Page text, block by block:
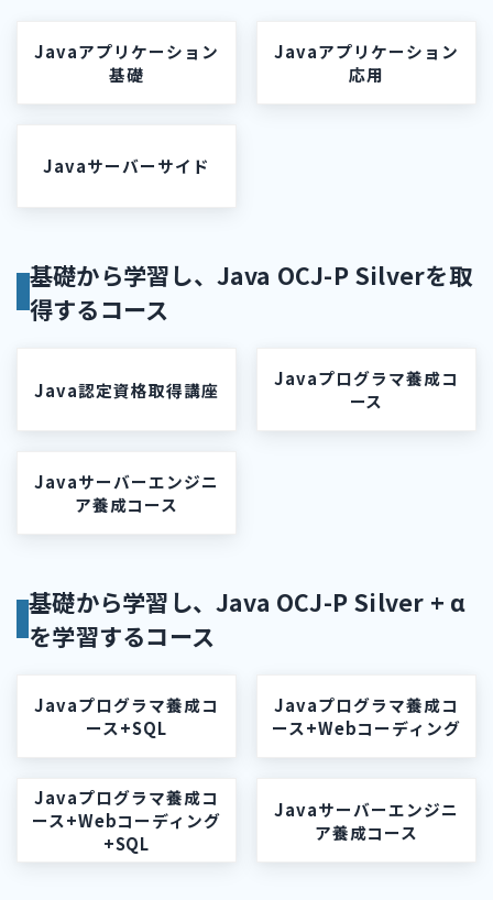
Javaアプリケーション
基礎
Javaアプリケーション
応用
Javaサーバーサイド
基礎から学習し、Java OCJ-P Silverを取
得するコース
Java認定資格取得講座
Javaプログラマ養成コ
ース
Javaサーバーエンジニ
ア養成コース
基礎から学習し、Java OCJ-P Silver + α
を学習するコース
Javaプログラマ養成コ
ース+SQL
Javaプログラマ養成コ
ース+Webコーディング
Javaプログラマ養成コ
ース+Webコーディング
+SQL
Javaサーバーエンジニ
ア養成コース